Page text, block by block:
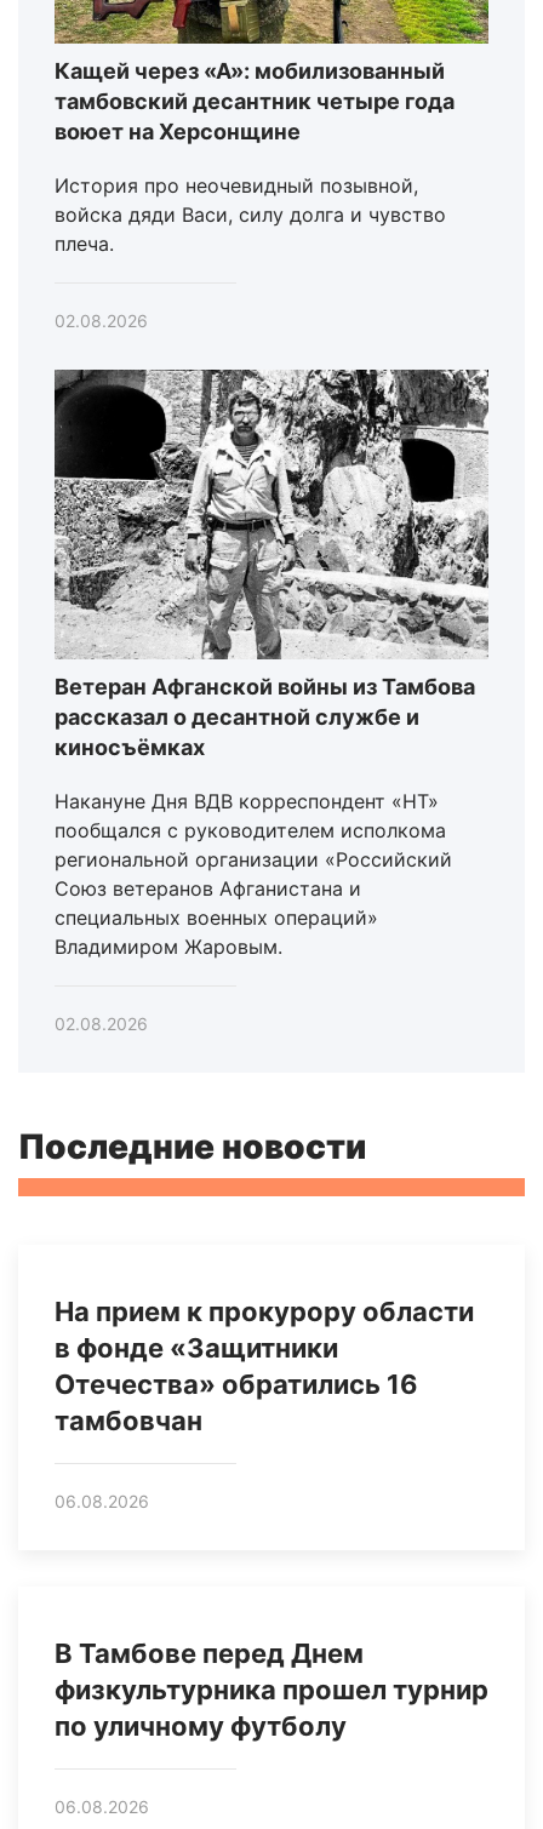
Кащей через «А»: мобилизованный
тамбовский десантник четыре года
воюет на Херсонщине
История про неочевидный позывной,
войска дяди Васи, силу долга и чувство
плеча.
02.08.2026
Ветеран Афганской войны из Тамбова
рассказал о десантной службе и
киносъёмках
Накануне Дня ВДВ корреспондент «НТ»
пообщался с руководителем исполкома
региональной организации «Российский
Союз ветеранов Афганистана и
специальных военных операций»
Владимиром Жаровым.
02.08.2026
Последние новости
На прием к прокурору области
в фонде «Защитники
Отечества» обратились 16
тамбовчан
06.08.2026
В Тамбове перед Днем
физкультурника прошел турнир
по уличному футболу
06.08.2026